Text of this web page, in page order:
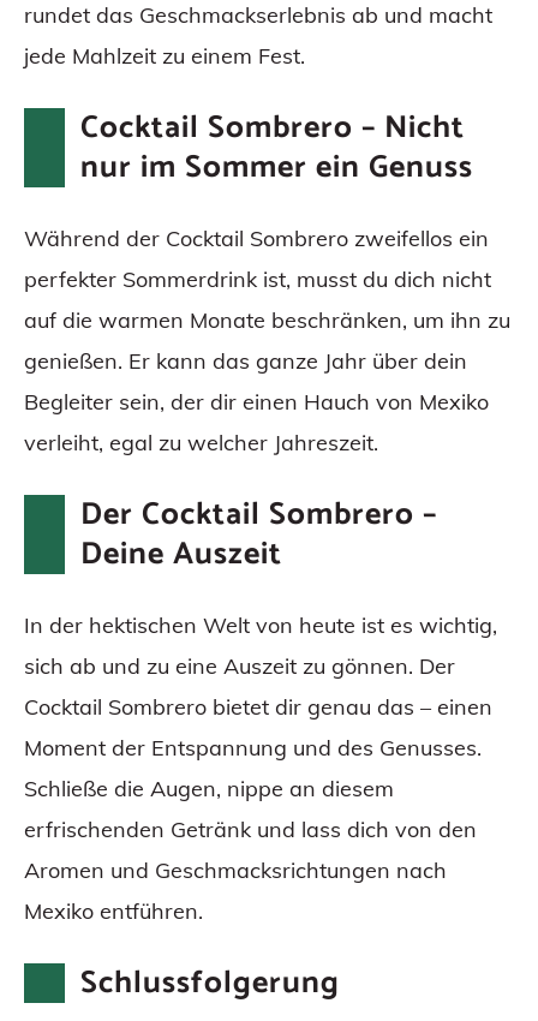
rundet das Geschmackserlebnis ab und macht
jede Mahlzeit zu einem Fest.
Cocktail Sombrero – Nicht
nur im Sommer ein Genuss
Während der Cocktail Sombrero zweifellos ein
perfekter Sommerdrink ist, musst du dich nicht
auf die warmen Monate beschränken, um ihn zu
genießen. Er kann das ganze Jahr über dein
Begleiter sein, der dir einen Hauch von Mexiko
verleiht, egal zu welcher Jahreszeit.
Der Cocktail Sombrero –
Deine Auszeit
In der hektischen Welt von heute ist es wichtig,
sich ab und zu eine Auszeit zu gönnen. Der
Cocktail Sombrero bietet dir genau das – einen
Moment der Entspannung und des Genusses.
Schließe die Augen, nippe an diesem
erfrischenden Getränk und lass dich von den
Aromen und Geschmacksrichtungen nach
Mexiko entführen.
Schlussfolgerung